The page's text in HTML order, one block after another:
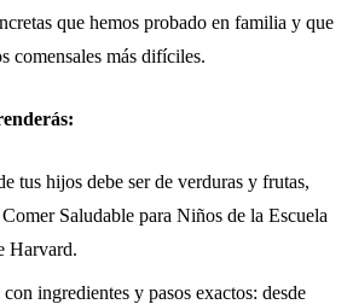
que hemos probado en familia y que
comensales más difíciles.
tus hijos debe ser de verduras y frutas,
Saludable para Niños de la Escuela
Harvard.
ingredientes y pasos exactos: desde